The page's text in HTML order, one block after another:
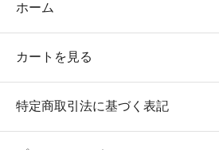
ホーム
カートを見る
特定商取引法に基づく表記